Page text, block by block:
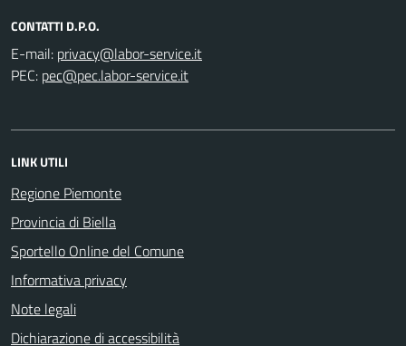
CONTATTI D.P.O.
E-mail:
PEC:
LINK UTILI
Regione Piemonte
Provincia di Biella
Sportello Online del Comune
Informativa privacy
Note legali
Dichiarazione di accessibilità